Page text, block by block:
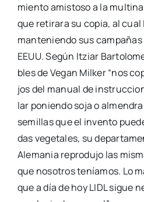
mien­to amis­to­so a la
que reti­ra­ra su copia, al cual
man­te­nien­do sus
EEUU. Según Itziar
bles de Vegan Mil­ker “nos
jos del manual de
lar ponien­do soja o
semi­llas que el inven­to
das vege­ta­les, su
Ale­ma­nia repro­du­jo las
que noso­tros tenía­mos. Lo
que a día de hoy LIDL sigue